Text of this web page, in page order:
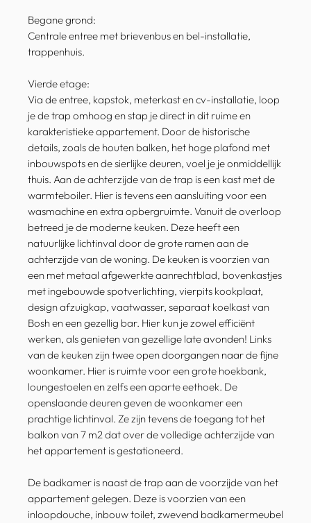
Begane grond:
Centrale entree met brievenbus en bel-installatie,
trappenhuis.
Vierde etage:
Via de entree, kapstok, meterkast en cv-installatie, loop
je de trap omhoog en stap je direct in dit ruime en
karakteristieke appartement. Door de historische
details, zoals de houten balken, het hoge plafond met
inbouwspots en de sierlijke deuren, voel je je onmiddellijk
thuis. Aan de achterzijde van de trap is een kast met de
warmteboiler. Hier is tevens een aansluiting voor een
wasmachine en extra opbergruimte. Vanuit de overloop
betreed je de moderne keuken. Deze heeft een
natuurlijke lichtinval door de grote ramen aan de
achterzijde van de woning. De keuken is voorzien van
een met metaal afgewerkte aanrechtblad, bovenkastjes
met ingebouwde spotverlichting, vierpits kookplaat,
design afzuigkap, vaatwasser, separaat koelkast van
Bosh en een gezellig bar. Hier kun je zowel efficiënt
werken, als genieten van gezellige late avonden! Links
van de keuken zijn twee open doorgangen naar de fijne
woonkamer. Hier is ruimte voor een grote hoekbank,
loungestoelen en zelfs een aparte eethoek. De
openslaande deuren geven de woonkamer een
prachtige lichtinval. Ze zijn tevens de toegang tot het
balkon van 7 m2 dat over de volledige achterzijde van
het appartement is gestationeerd.
De badkamer is naast de trap aan de voorzijde van het
appartement gelegen. Deze is voorzien van een
inloopdouche, inbouw toilet, zwevend badkamermeubel